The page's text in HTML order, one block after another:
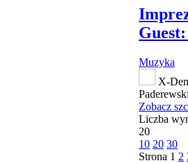
Muzyka
X-
Zobacz
Liczba
20
10 20 30
Strona 1 2